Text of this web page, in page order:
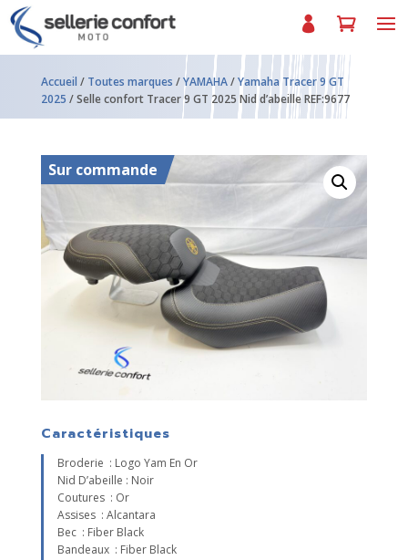
Accueil / Toutes marques /YAMAHA/Yamaha Tracer 9 GT
2025 / Selle confort Tracer 9 GT 2025 Nid d’abeille REF:9677
Sur commande
Caractéristiques
Broderie : Logo Yam En Or
Nid D’abeille : Noir
Coutures : Or
Assises : Alcantara
Bec : Fiber Black
Bandeaux : Fiber Black